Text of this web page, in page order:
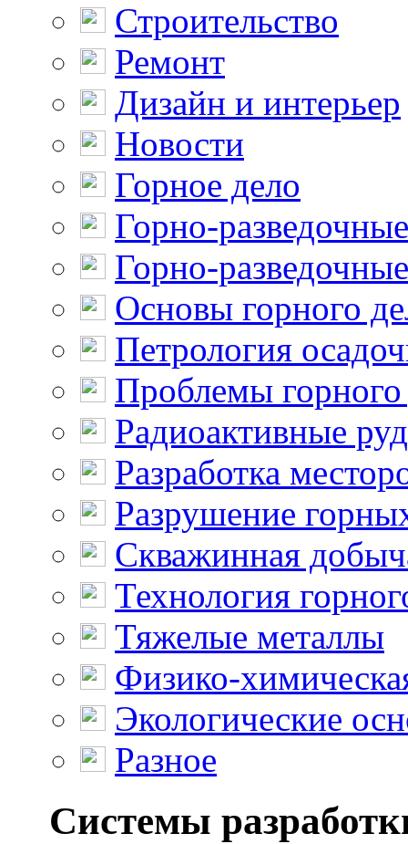
Строительство
Ремонт
Дизайн и интерьер
Новости
Горное дело
Горно-
Горно-
Основы горного
Петрология
Проблемы горного
Радиоактивные
Разработка
Разрушение
Скважинная
Технология
Тяжелые металлы
Физико-
Экологические
Разное
Системы